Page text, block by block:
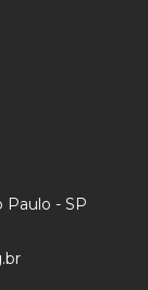
Paulo - SP